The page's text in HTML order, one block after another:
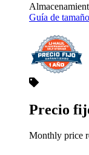
Guía de
Precio
Monthly price